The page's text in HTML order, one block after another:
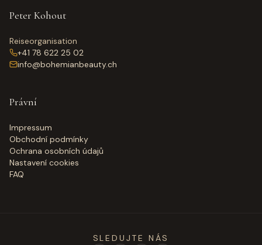
Peter Kohout
Reiseorganisation
+41 78 622 25 02
info@bohemianbeauty.ch
Právní
Impressum
Obchodní podmínky
Ochrana osobních údajů
Nastavení cookies
FAQ
SLEDUJTE NÁS